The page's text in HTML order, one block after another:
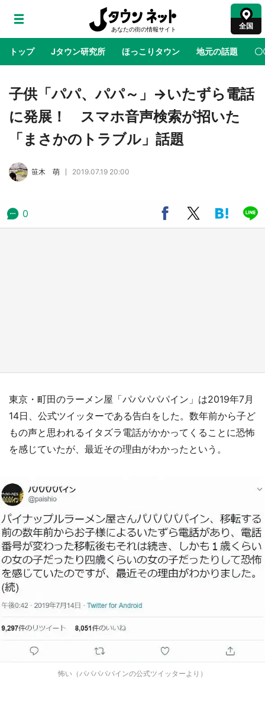
全国
トップ Jタウン研究所 ほっこりタウン 地元の話題 〇
地域×二次元 絶景 あの時はありがとう 物語がはじ
ラプラス・ダークネスが栃木県を征服！？ 県
公式プロモ動画で「聖地」が生産されてます
の「猫猫像」も【8／1～10／26】
子供「パパ、パパ～」→いたずら電話
に発展！ スマホ音声検索が招いた
「まさかのトラブル」話題
笹木 萌 2019.07.19 20:00
0
東京・町田のラーメン屋「パパパパパイン」は2019年7月
14日、公式ツイッターである告白をした。数年前から子ど
もの声と思われるイタズラ電話がかかってくることに恐怖
を感じていたが、最近その理由がわかったという。
怖い（パパパパパインの公式ツイッターより）